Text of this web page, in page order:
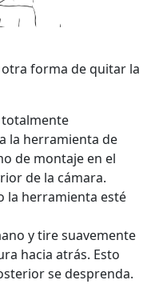
otra forma de quitar la
totalmente
la herramienta de
de montaje en el
de la cámara.
la herramienta esté
y tire suavemente
hacia atrás. Esto
se desprenda.